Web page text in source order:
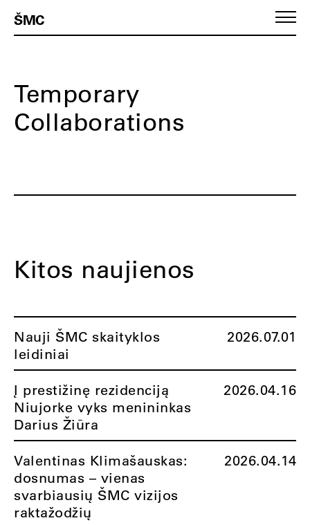
ŠMC
Temporary
Collaborations
Kitos naujienos
Nauji ŠMC skaityklos
leidiniai
2026.07.01
Į prestižinę rezidenciją
Niujorke vyks menininkas
Darius Žiūra
2026.04.16
Valentinas Klimašauskas:
dosnumas – vienas
svarbiausių ŠMC vizijos
raktažodžių
2026.04.14